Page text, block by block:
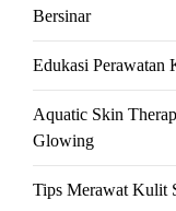
Bersinar
Edukasi Perawatan
Aquatic Skin
Glowing
Tips Merawat Kulit